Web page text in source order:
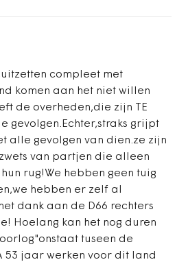
compleet met
komen aan het niet willen
de overheden,die zijn TE
gevolgen.Echter,straks grijpt
alle gevolgen van dien.ze zijn
van partjen die alleen
rug!We hebben geen tuig
hebben er zelf al
dank aan de D66 rechters
Hoelang kan het nog duren
tuseen de
53 jaar werken voor dit land